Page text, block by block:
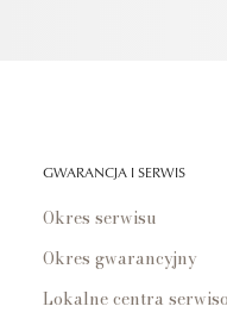
GWARANCJA I SERWIS
Okres serwisu
Okres gwarancyjny
Lokalne centra